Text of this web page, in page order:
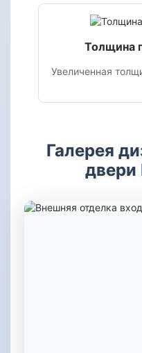
Толщина
Увеличенная
Галерея
двери